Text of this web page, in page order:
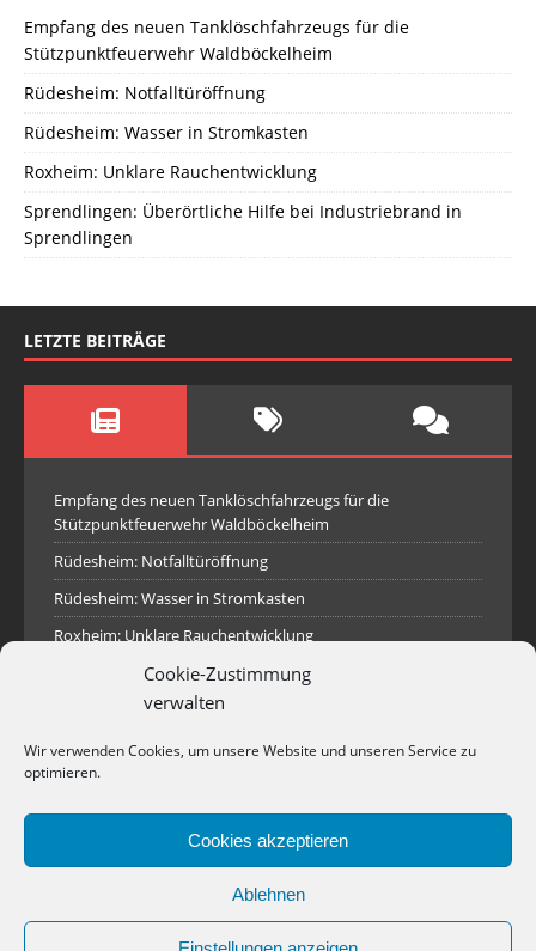
Cookie-Zustimmung
verwalten
Wir verwenden Cookies, um unsere Website und unseren Service zu
optimieren.
Cookies akzeptieren
Ablehnen
Empfang des neuen Tanklöschfahrzeugs für die
Stützpunktfeuerwehr Waldböckelheim
Rüdesheim: Notfalltüröffnung
Rüdesheim: Wasser in Stromkasten
Roxheim: Unklare Rauchentwicklung
Sprendlingen: Überörtliche Hilfe bei Industriebrand in
Sprendlingen
LETZTE BEITRÄGE
Empfang des neuen Tanklöschfahrzeugs für die
Stützpunktfeuerwehr Waldböckelheim
Rüdesheim: Notfalltüröffnung
Rüdesheim: Wasser in Stromkasten
Roxheim: Unklare Rauchentwicklung
Sprendlingen: Überörtliche Hilfe bei Industriebrand in
Sprendlingen
Rüdesheim: Aufgerissener Dieseltank
Industriepark Pferdsfeld: Brand eines Holzpolter